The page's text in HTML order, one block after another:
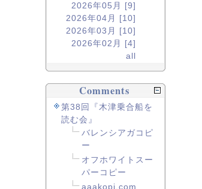
2026年05月 [9]
2026年04月 [10]
2026年03月 [10]
2026年02月 [4]
all
Comments
第38回『木津乗合船を
読む会』
バレンシアガコピ
ー
オフホワイトスー
パーコピー
aaakopi.com